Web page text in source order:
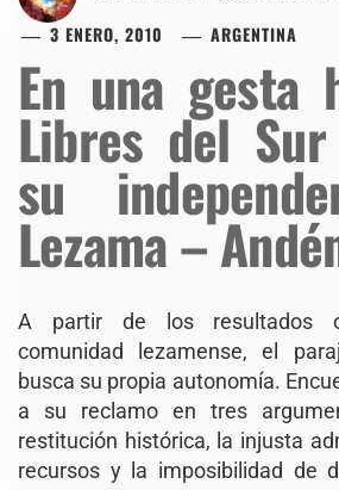
3 ENERO, 2010
ARGENTINA
En una gesta
Libres del
su
Lezama –
A partir de los resultados
comunidad lezamense, el
busca su propia autonomía.
a su reclamo en tres
restitución histórica, la injusta
recursos y la imposibilidad de